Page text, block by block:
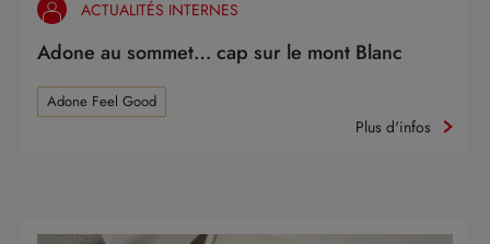
ACTUALITÉS INTERNES
Adone au sommet… cap sur le mont Blanc
Adone Feel Good
Plus d'infos